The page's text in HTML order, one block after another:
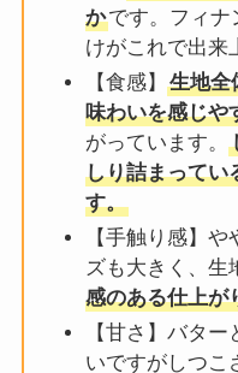
かです。フィナ
けがこれで出来
【食感】
生地全
味わいを感じや
がっています。
しり詰まってい
す。
【手触り感】
ズも大きく、生
感のある仕上が
【甘さ】バタ
いですがしつこ